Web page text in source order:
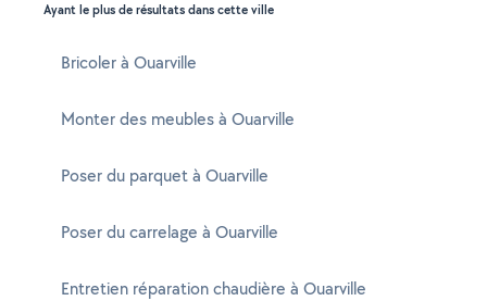
Ayant le plus de résultats dans cette ville
Bricoler à Ouarville
Monter des meubles à Ouarville
Poser du parquet à Ouarville
Poser du carrelage à Ouarville
Entretien réparation chaudière à Ouarville